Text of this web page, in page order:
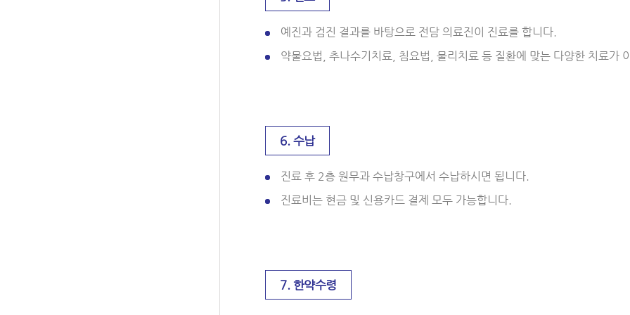
예진과 검진 결과를 바탕으로 전담 의료진이 진료를 합니다.
약물요법, 추나수기치료, 침요법, 물리치료 등 질환에 맞는 다양한 치료가
6. 수납
진료 후 2층 원무과 수납창구에서 수납하시면 됩니다.
진료비는 현금 및 신용카드 결제 모두 가능합니다.
7. 한약수령